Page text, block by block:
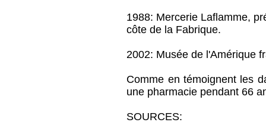
1988: Mercerie Laflamme,
côte de la Fabrique.
2002: Musée de l'Amérique
Comme en témoignent les
une pharmacie pendant 66
SOURCES: